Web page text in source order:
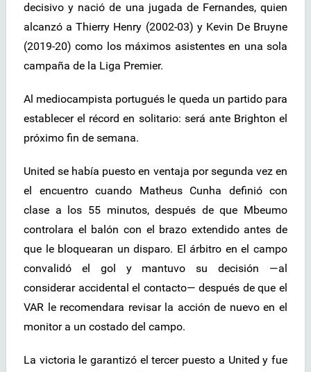
decisivo y nació de una jugada de Fernandes, quien
alcanzó a Thierry Henry (2002-03) y Kevin De Bruyne
(2019-20) como los máximos asistentes en una sola
campaña de la Liga Premier.
Al mediocampista portugués le queda un partido para
establecer el récord en solitario: será ante Brighton el
próximo fin de semana.
United se había puesto en ventaja por segunda vez en
el encuentro cuando Matheus Cunha definió con
clase a los 55 minutos, después de que Mbeumo
controlara el balón con el brazo extendido antes de
que le bloquearan un disparo. El árbitro en el campo
convalidó el gol y mantuvo su decisión —al
considerar accidental el contacto— después de que el
VAR le recomendara revisar la acción de nuevo en el
monitor a un costado del campo.
La victoria le garantizó el tercer puesto a United y fue